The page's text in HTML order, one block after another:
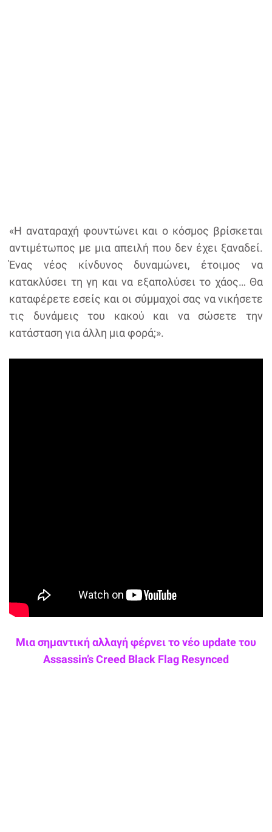
«Η αναταραχή φουντώνει και ο κόσμος βρίσκεται
αντιμέτωπος με μια απειλή που δεν έχει ξαναδεί.
Ένας νέος κίνδυνος δυναμώνει, έτοιμος να
κατακλύσει τη γη και να εξαπολύσει το χάος… Θα
καταφέρετε εσείς και οι σύμμαχοί σας να νικήσετε
τις δυνάμεις του κακού και να σώσετε την
κατάσταση για άλλη μια φορά;».
Μια σημαντική αλλαγή φέρνει το νέο update του
Assassin’s Creed Black Flag Resynced